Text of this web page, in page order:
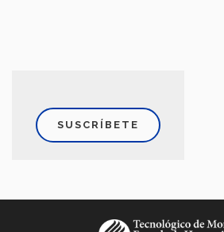
SUSCRÍBETE